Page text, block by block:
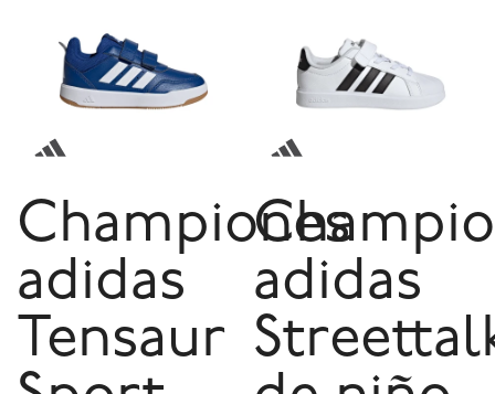
Championes
adidas
Tensaur
adidas